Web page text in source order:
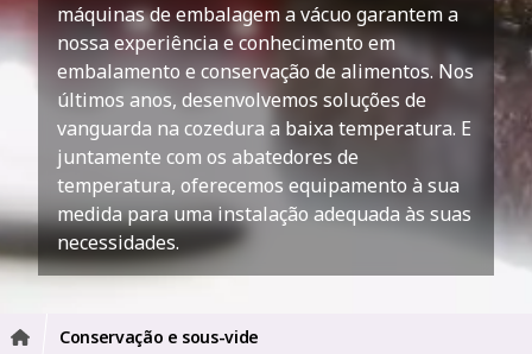
máquinas de embalagem a vácuo garantem a
nossa experiência e conhecimento em
embalamento e conservação de alimentos. Nos
últimos anos, desenvolvemos soluções de
vanguarda na cozedura a baixa temperatura. E
juntamente com os abatedores de
temperatura, oferecemos equipamento à sua
medida para uma instalação adequada às suas
necessidades.
Conservação e sous-vide